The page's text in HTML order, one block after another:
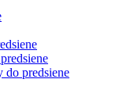
do predsiene